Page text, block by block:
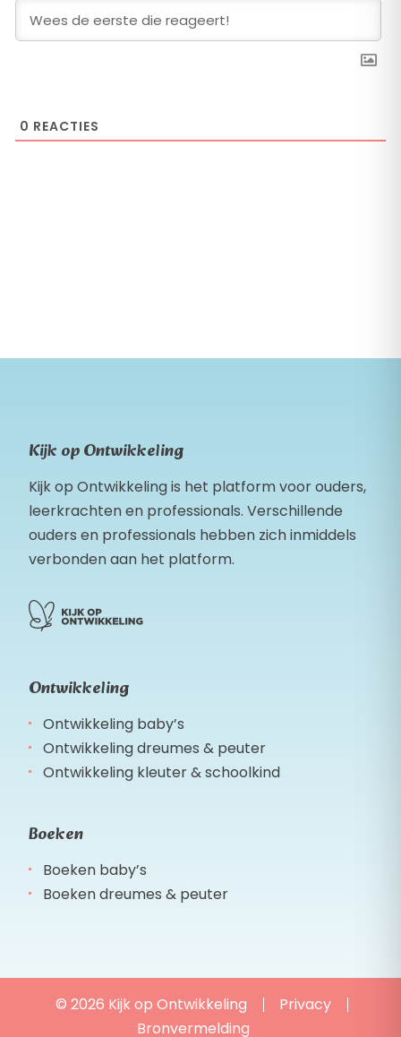
0 REACTIES
Kijk op Ontwikkeling
Kijk op Ontwikkeling is het platform voor ouders,
leerkrachten en professionals. Verschillende
ouders en professionals hebben zich inmiddels
verbonden aan het platform.
Ontwikkeling
Ontwikkeling baby’s
Ontwikkeling dreumes & peuter
Ontwikkeling kleuter & schoolkind
Boeken
Boeken baby’s
Boeken dreumes & peuter
© 2026 Kijk op Ontwikkeling
Privacy
Bronvermelding